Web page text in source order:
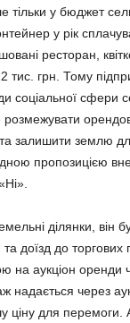
тільки у бюджет
у рік
ре­сторан,
грн. Тому
со­ціальної сфери
роз­межувати
залишити землю
пропозицією
ділянки, він
доїзд до торгових
на аукціон оренди
надається через
ціну для пе­ремоги.